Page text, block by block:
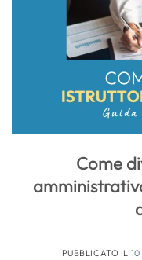
Come
PUBBLICATO IL